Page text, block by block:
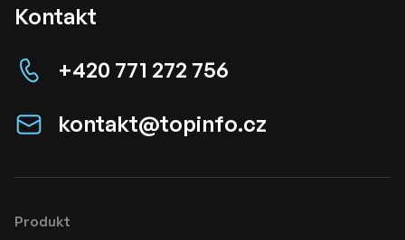
Kontakt
+420 771 272 756
kontakt@topinfo.cz
Produkt